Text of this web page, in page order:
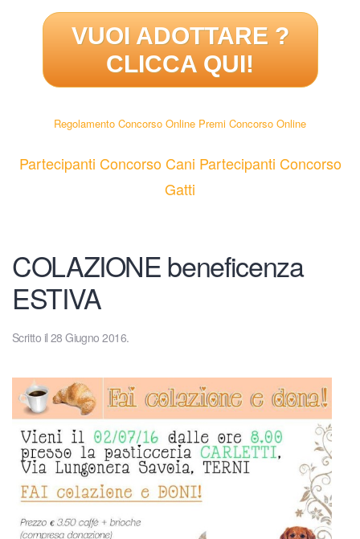
VUOI ADOTTARE ?
CLICCA QUI!
Regolamento Concorso Online Premi Concorso Online
Partecipanti Concorso Cani Partecipanti Concorso
Gatti
COLAZIONE beneficenza
ESTIVA
Scritto il 28 Giugno 2016.